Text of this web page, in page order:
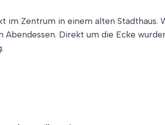
im Zentrum in einem alten Stadthaus.
Abendessen. Direkt um die Ecke